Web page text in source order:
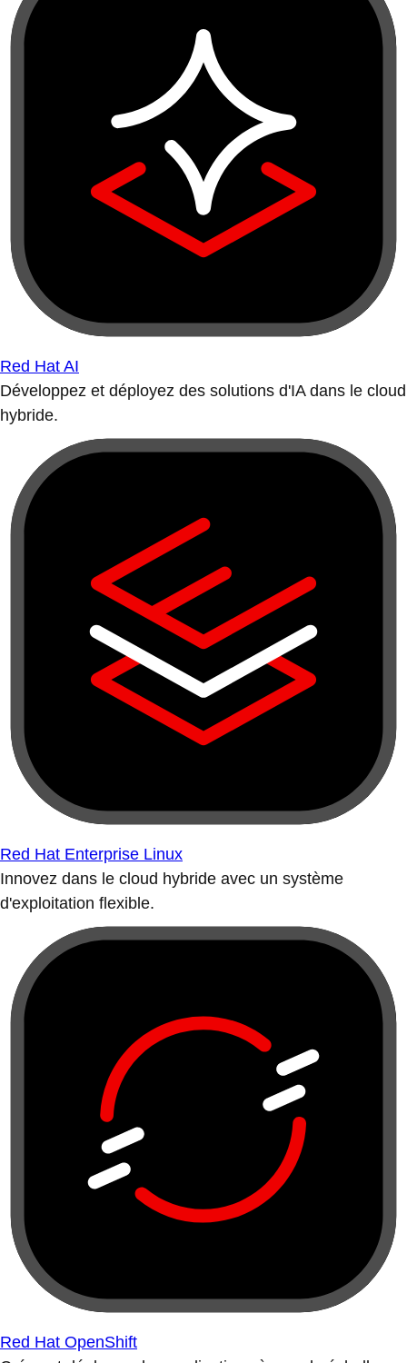
Red Hat AI
Développez et déployez des solutions d'IA dans le cloud
hybride.
Red Hat Enterprise Linux
Innovez dans le cloud hybride avec un système
d'exploitation flexible.
Red Hat OpenShift